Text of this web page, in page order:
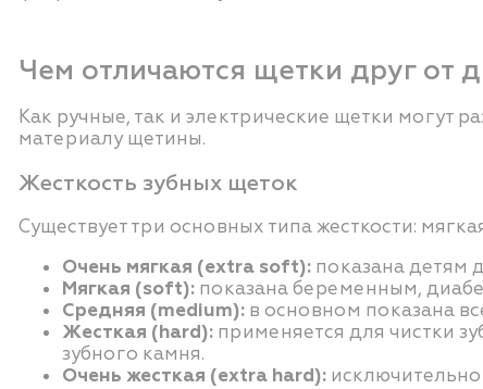
Чем отличаются щетки друг от
Как ручные, так и электрические щетки могут
материалу щетины.
Жесткость зубных щеток
Существует три основных типа жесткости:
Очень мягкая (extra soft): показана детям
Мягкая (soft): показана беременным,
Средняя (medium): в основном показана
Жесткая (hard): применяется для чистки
зубного камня.
Очень жесткая (extra hard):